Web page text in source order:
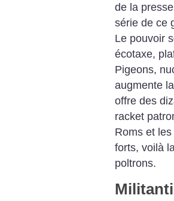
de la
série de ce
Le pouvoir
écotaxe,
Pigeons,
augmente
offre des
racket
Roms et
forts, voilà
poltrons.